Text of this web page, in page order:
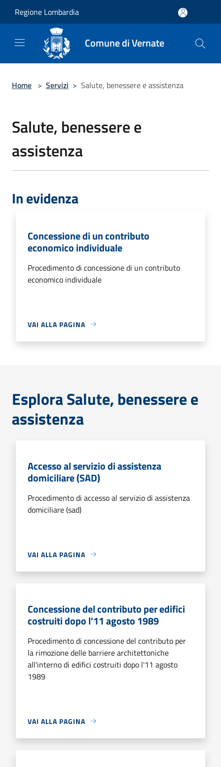
Regione Lombardia
Comune di Vernate
Home > Servizi > Salute, benessere e assistenza
Salute, benessere e
assistenza
In evidenza
Concessione di un contributo
economico individuale
Procedimento di concessione di un contributo
economico individuale
VAI ALLA PAGINA
Esplora Salute, benessere e
assistenza
Accesso al servizio di assistenza
domiciliare (SAD)
Procedimento di accesso al servizio di assistenza
domiciliare (sad)
VAI ALLA PAGINA
Concessione del contributo per edifici
costruiti dopo l'11 agosto 1989
Procedimento di concessione del contributo per
la rimozione delle barriere architettoniche
all'interno di edifici costruiti dopo l'11 agosto
1989
VAI ALLA PAGINA